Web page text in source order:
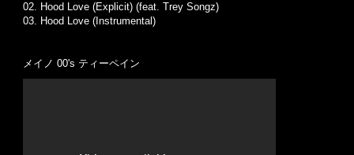
02. Hood Love (Explicit) (feat. Trey Songz)
03. Hood Love (Instrumental)
メイノ 00's ティーペイン